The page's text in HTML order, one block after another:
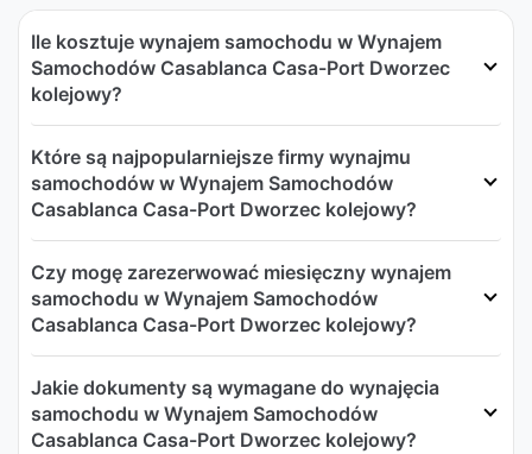
Ile kosztuje wynajem samochodu w Wynajem
Samochodów Casablanca Casa-Port Dworzec
kolejowy?
Które są najpopularniejsze firmy wynajmu
samochodów w Wynajem Samochodów
Casablanca Casa-Port Dworzec kolejowy?
Czy mogę zarezerwować miesięczny wynajem
samochodu w Wynajem Samochodów
Casablanca Casa-Port Dworzec kolejowy?
Jakie dokumenty są wymagane do wynajęcia
samochodu w Wynajem Samochodów
Casablanca Casa-Port Dworzec kolejowy?